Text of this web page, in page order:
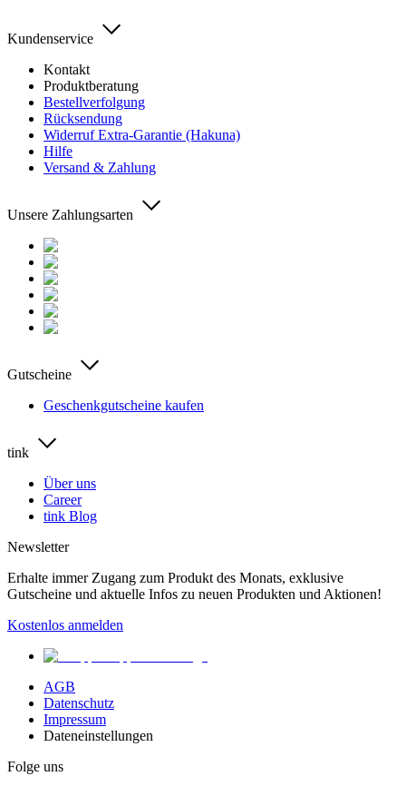
Kundenservice
Kontakt
Produktberatung
Bestellverfolgung
Rücksendung
Widerruf Extra-Garantie (Hakuna)
Hilfe
Versand & Zahlung
Unsere Zahlungsarten
Gutscheine
Geschenkgutscheine kaufen
tink
Über uns
Career
tink Blog
Newsletter
Erhalte immer Zugang zum Produkt des Monats, exklusive
Gutscheine und aktuelle Infos zu neuen Produkten und Aktionen!
Kostenlos anmelden
AGB
Datenschutz
Impressum
Dateneinstellungen
Folge uns